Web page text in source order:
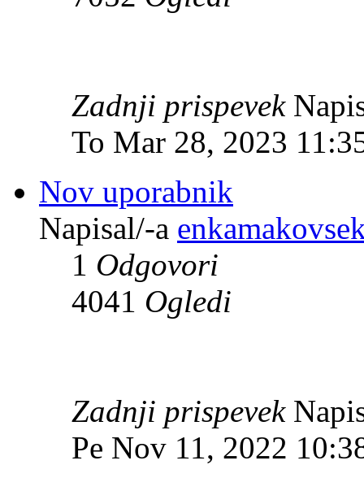
Zadnji prispevek
To Mar 28, 2023
Nov uporabnik
Napisal/-a
1 Odgovori
4041 Ogledi
Zadnji prispevek
Pe Nov 11, 2022